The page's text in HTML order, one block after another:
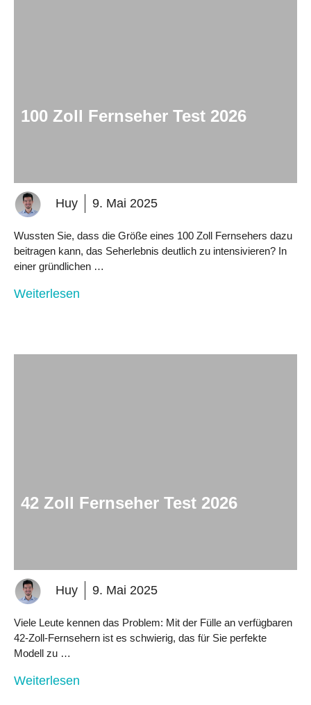
100 Zoll Fernseher Test 2026
Huy 9. Mai 2025
Wussten Sie, dass die Größe eines 100 Zoll Fernsehers dazu
beitragen kann, das Seherlebnis deutlich zu intensivieren? In
einer gründlichen …
Weiterlesen
42 Zoll Fernseher Test 2026
Huy 9. Mai 2025
Viele Leute kennen das Problem: Mit der Fülle an verfügbaren
42-Zoll-Fernsehern ist es schwierig, das für Sie perfekte
Modell zu …
Weiterlesen